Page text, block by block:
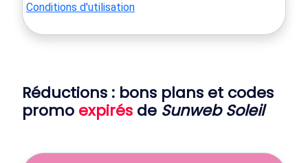
Conditions d'utilisation
Réductions : bons plans et codes
promo expirés de Sunweb Soleil